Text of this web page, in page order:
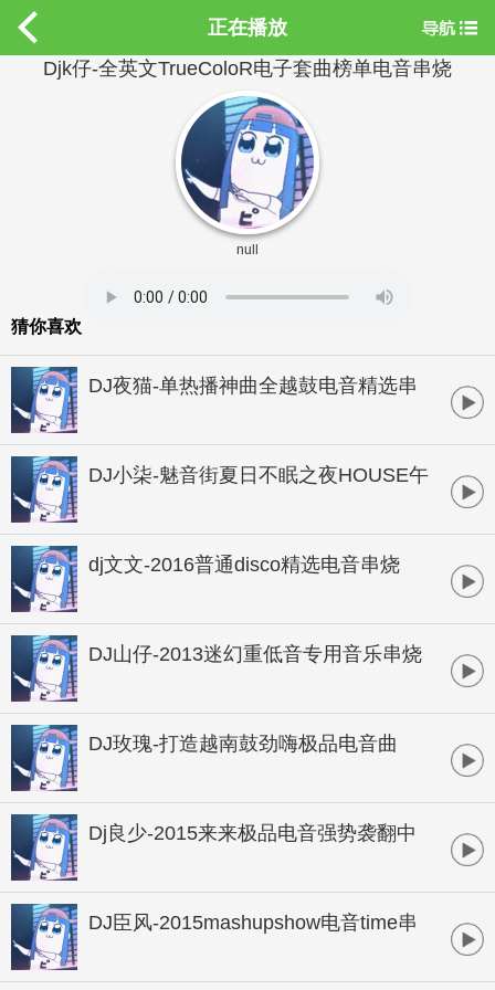
正在播放
Djk仔-全英文TrueColoR电子套曲榜单电音串烧
null
猜你喜欢
DJ夜猫-单热播神曲全越鼓电音精选串
DJ小柒-魅音街夏日不眠之夜HOUSE午
dj文文-2016普通disco精选电音串烧
DJ山仔-2013迷幻重低音专用音乐串烧
DJ玫瑰-打造越南鼓劲嗨极品电音曲
Dj良少-2015来来极品电音强势袭翻中
DJ臣风-2015mashupshow电音time串